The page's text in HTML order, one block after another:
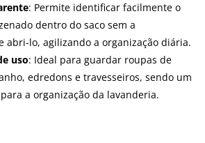
: Permite identificar facilmente o
dentro do saco sem a
abri-lo, agilizando a organização diária.
uso: Ideal para guardar roupas de
edredons e travesseiros, sendo um
a organização da lavanderia.